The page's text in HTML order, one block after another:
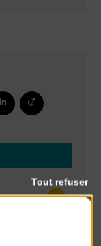
Tout refuser